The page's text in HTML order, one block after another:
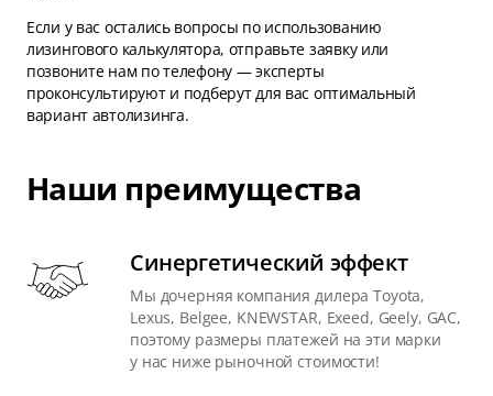
Если у вас остались вопросы по использованию
лизингового калькулятора, отправьте заявку или
позвоните нам по телефону — эксперты
проконсультируют и подберут для вас оптимальный
вариант автолизинга.
Наши преимущества
Синергетический эффект
Мы дочерняя компания дилера Toyota,
Lexus, Belgee, KNEWSTAR, Exeed, Geely, GAC,
поэтому размеры платежей на эти марки
у нас ниже рыночной стоимости!